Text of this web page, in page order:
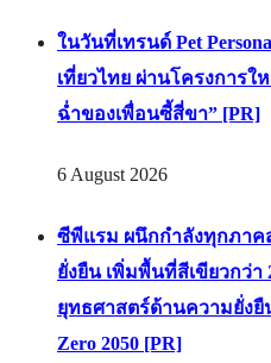
ในวันที่เทรนด์ Pet
เที่ยวไทย ผ่านโครงการใ
ฉ่ำของเพื่อนซี้สี่ขา” [PR]
6 August 2026
ซีพีแรม ผนึกกำลังทุกภาค
ยั่งยืน เพิ่มพื้นที่สีเขียวกว่า
ยุทธศาสตร์ด้านความยั่ง
Zero 2050 [PR]